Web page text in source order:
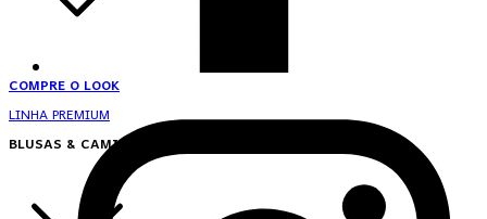
COMPRE O LOOK
LINHA PREMIUM
BLUSAS & CAMISAS